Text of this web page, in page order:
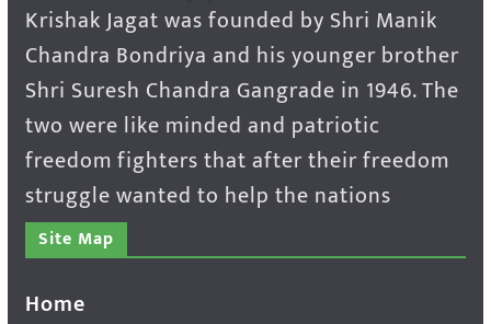
Krishak Jagat was founded by Shri Manik
Chandra Bondriya and his younger brother
Shri Suresh Chandra Gangrade in 1946. The
two were like minded and patriotic
freedom fighters that after their freedom
struggle wanted to help the nations
Site Map
Home